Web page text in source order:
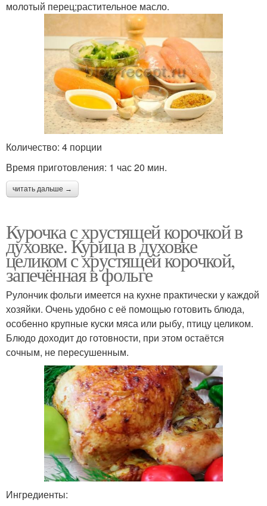
молотый перец;растительное масло.
Количество: 4 порции
Время приготовления: 1 час 20 мин.
читать дальше →
Курочка с хрустящей корочкой в
духовке. Курица в духовке
целиком с хрустящей корочкой,
запечённая в фольге
Рулончик фольги имеется на кухне практически у каждой
хозяйки. Очень удобно с её помощью готовить блюда,
особенно крупные куски мяса или рыбу, птицу целиком.
Блюдо доходит до готовности, при этом остаётся
сочным, не пересушенным.
Ингредиенты: